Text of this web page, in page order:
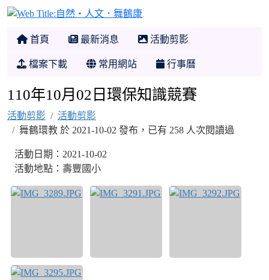
自然‧人文．舞鶴康
首頁 最新消息 活動剪影
檔案下載 常用網站 行事曆
110年10月02日環保知識競賽
活動剪影
活動剪影
舞鶴環教 於 2021-10-02 發布，已有 258 人次閱讀過
活動日期：2021-10-02
活動地點：壽豐國小